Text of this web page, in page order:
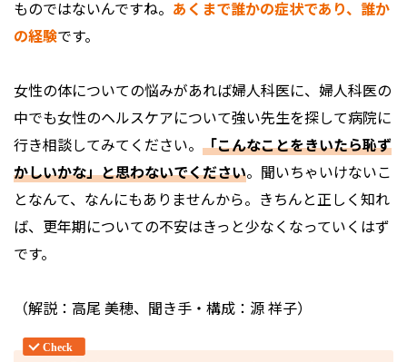
ものではないんですね。 あくまで誰かの症状であり、誰か
の経験です。
女性の体についての悩みがあれば婦人科医に、婦人科医の
中でも女性のヘルスケアについて強い先生を探して病院に
行き相談してみてください。 「こんなことをきいたら恥ず
かしいかな」と思わないでください。聞いちゃいけないこ
となんて、なんにもありませんから。きちんと正しく知れ
ば、更年期についての不安はきっと少なくなっていくはず
です。
（解説：高尾 美穂、聞き手・構成：源 祥子）